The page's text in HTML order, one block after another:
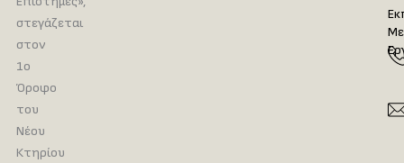
στεγάζεται
στον
1ο
Όροφο
του
Νέου
Κτηρίου